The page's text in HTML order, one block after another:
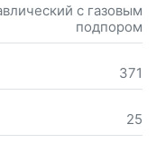
с газовым
подпором
371
25